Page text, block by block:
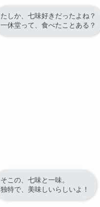
たしか、七味好きだったよね？
一休堂って、食べたことある？
そこの、七味と一味。
独特で、美味しいらしいよ！